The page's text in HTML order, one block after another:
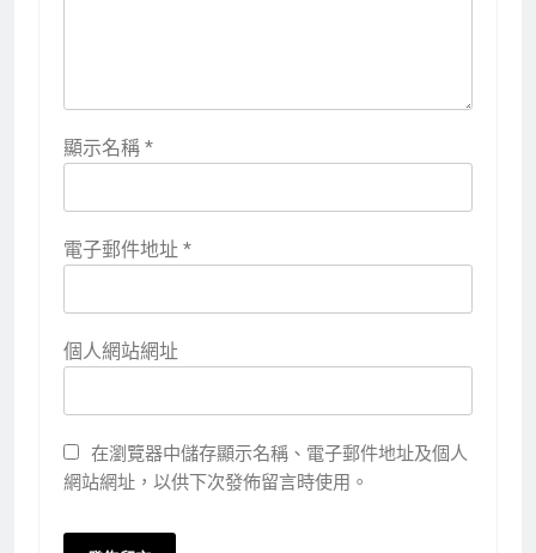
顯示名稱 *
電子郵件地址 *
個人網站網址
在瀏覽器中儲存顯示名稱、電子郵件地址及個人
網站網址，以供下次發佈留言時使用。